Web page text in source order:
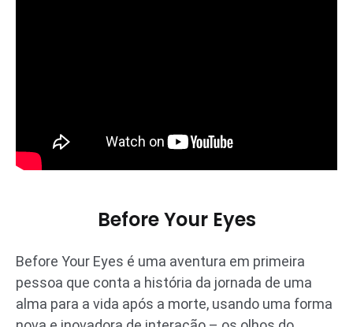
Before Your Eyes
Before Your Eyes é uma aventura em primeira
pessoa que conta a história da jornada de uma
alma para a vida após a morte, usando uma forma